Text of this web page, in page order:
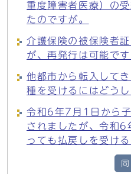
重度障害者医療）の
たのですが。
介護保険の被保険者
が、再発行は可能です
他都市から転入して
種を受けるにはどう
令和6年7月1日から
されましたが、令和6
っても払戻しを受け